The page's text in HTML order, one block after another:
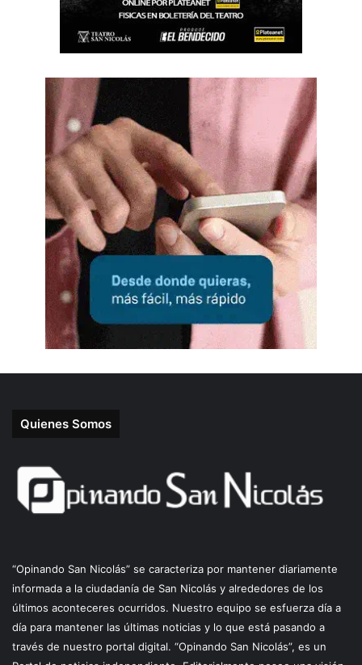
Quienes Somos
“Opinando San Nicolás” se caracteriza por mantener diariamente
informada a la ciudadanía de San Nicolás y alrededores de los
últimos aconteceres ocurridos. Nuestro equipo se esfuerza día a
día para mantener las últimas noticias y lo que está pasando a
través de nuestro portal digital. “Opinando San Nicolás”, es un